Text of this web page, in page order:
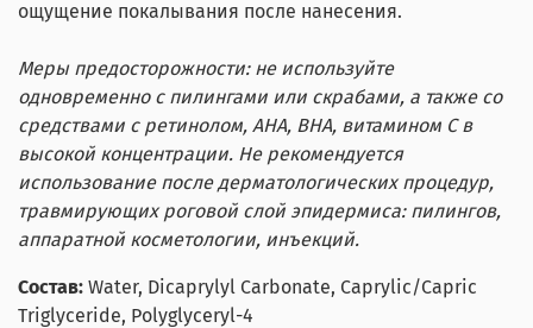
ощущение покалывания после нанесения.
Меры предосторожности: не используйте
одновременно с пилингами или скрабами, а также со
средствами с ретинолом, AHA, BHA, витамином C в
высокой концентрации. Не рекомендуется
использование после дерматологических процедур,
травмирующих роговой слой эпидермиса: пилингов,
аппаратной косметологии, инъекций.
Состав: Water, Dicaprylyl Carbonate, Caprylic/Capric
Triglyceride, Polyglyceryl-4